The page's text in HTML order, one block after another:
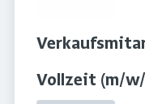
Vollzeit (m/